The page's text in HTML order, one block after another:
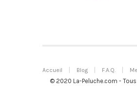
Accueil Blog F.A.Q.
© 2020 La-Peluche.com -